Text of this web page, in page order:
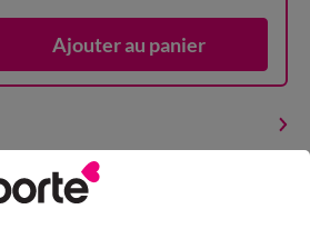
Ajouter au panier